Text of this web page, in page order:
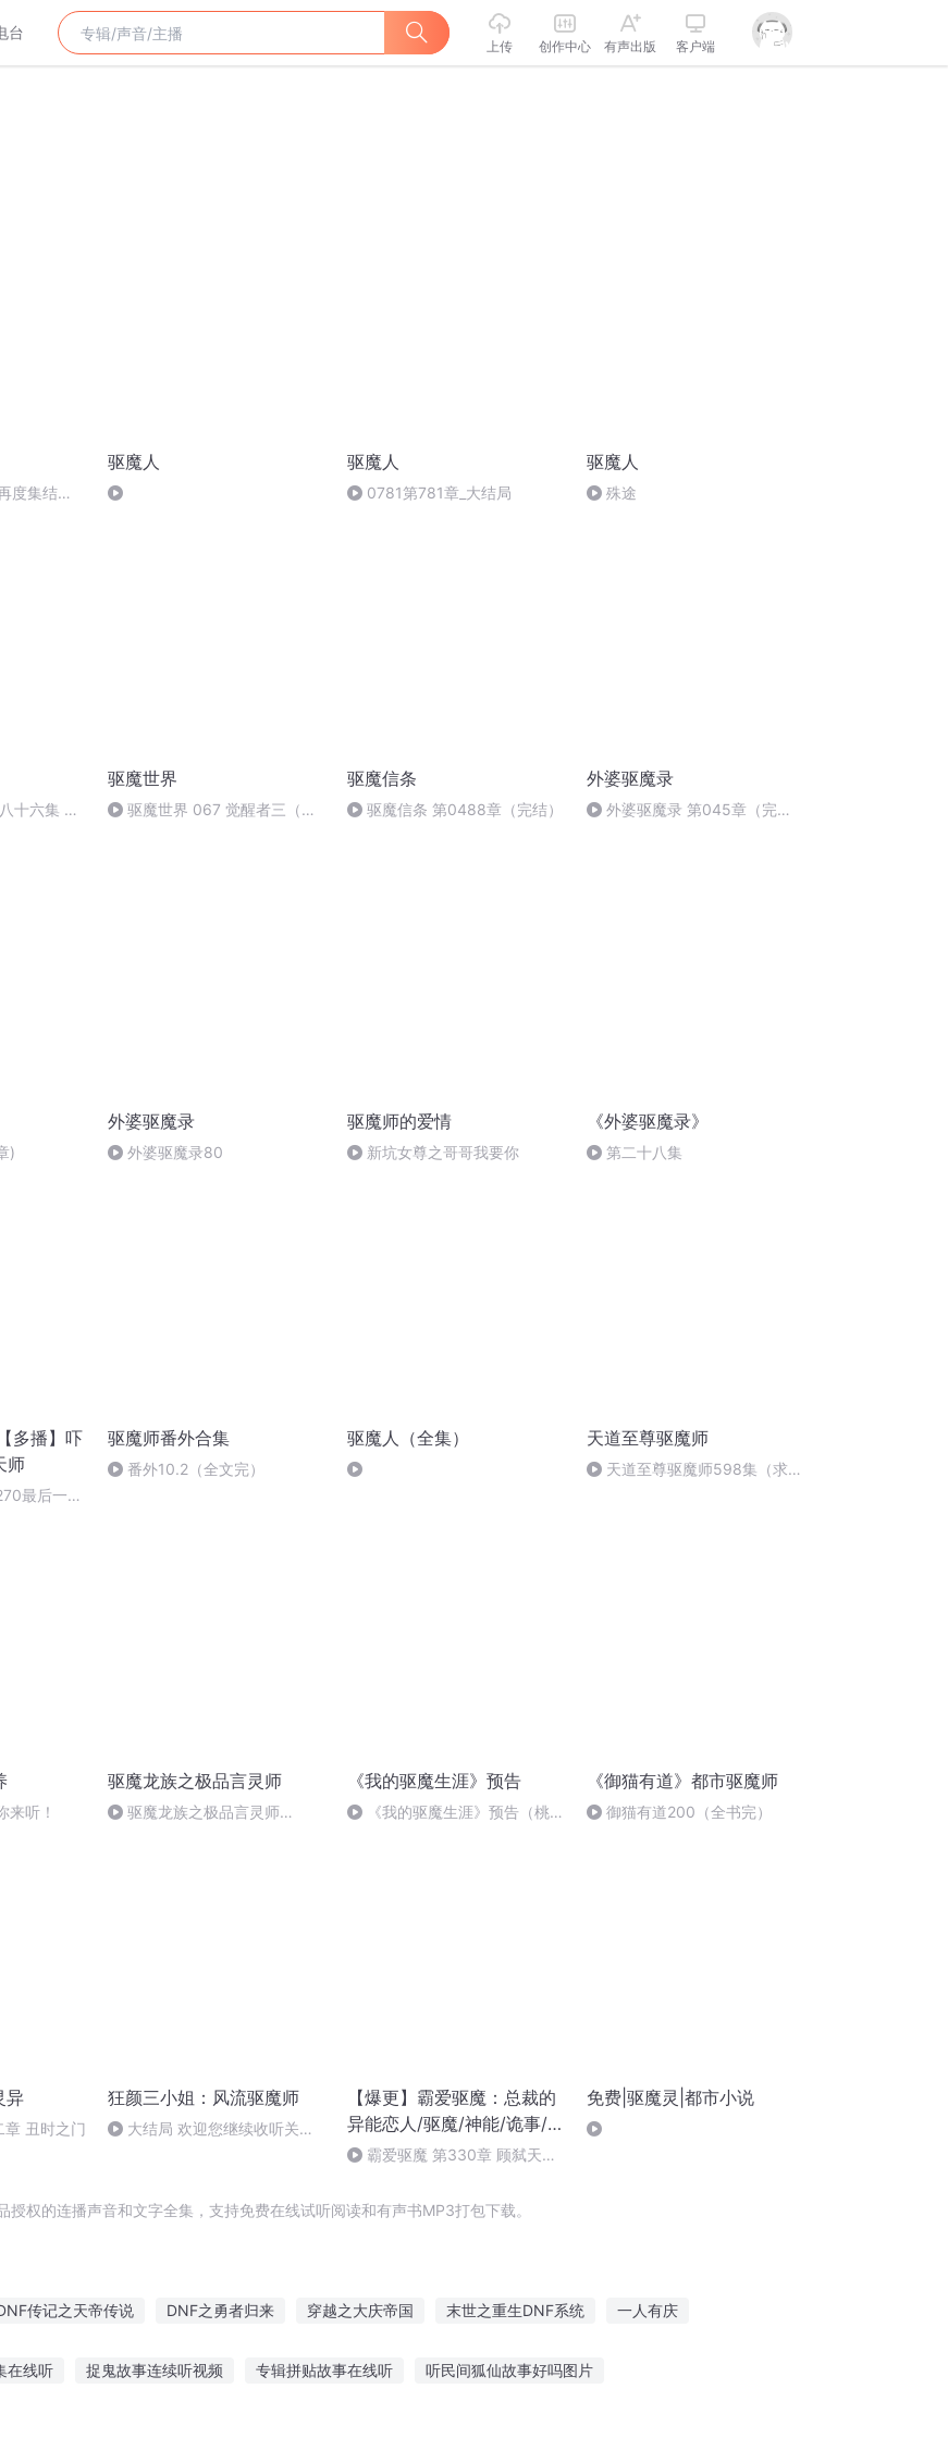
台
上传 创作中心 有声出版 客户端
度集结
驱魔人 驱魔人
0781第781章_大结局
驱魔人
殊途
十六集 羁
驱魔世界
驱魔世界 067 觉醒者三（等
驱魔信条
驱魔信条 第0488章（完结）
外婆驱魔录
外婆驱魔录 第045章（完
)
外婆驱魔录
外婆驱魔录80
驱魔师的爱情
新坑女尊之哥哥我要你
《外婆驱魔录》
第二十八集
多播】吓
师
最后一战
驱魔师番外合集
番外10.2（全文完）
驱魔人（全集） 天道至尊驱魔师
天道至尊驱魔师598集（求
来听！
驱魔龙族之极品言灵师
驱魔龙族之极品言灵师
《我的驱魔生涯》预告
《我的驱魔生涯》预告（桃花
《御猫有道》都市驱魔师
御猫有道200（全书完）
异
章 丑时之门
狂颜三小姐：风流驱魔师
大结局 欢迎您继续收听关注
【爆更】霸爱驱魔：总裁的
异能恋人/驱魔/神能/诡事/霸
总/狂宠/恋人
霸爱驱魔 第330章 顾弑天的
免费|驱魔灵|都市小说
权的连播声音和文字全集，支持免费在线试听阅读和有声书MP3打包下载。
传记之天帝传说 DNF之勇者归来 穿越之大庆帝国 末世之重生DNF系统 一人有庆
在线听 捉鬼故事连续听视频 专辑拼贴故事在线听 听民间狐仙故事好吗图片